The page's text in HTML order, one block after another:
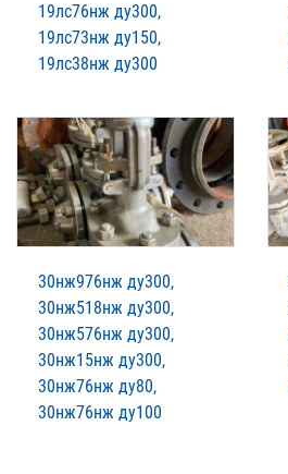
19лс76нж ду300,
19лс73нж ду150,
19лс38нж ду300
30нж976нж ду300,
30нж518нж ду300,
30нж576нж ду300,
30нж15нж ду300,
30нж76нж ду80,
30нж76нж ду100